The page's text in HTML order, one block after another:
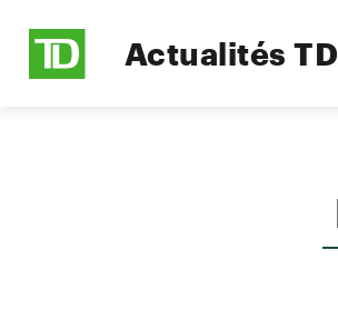
Actualités TD